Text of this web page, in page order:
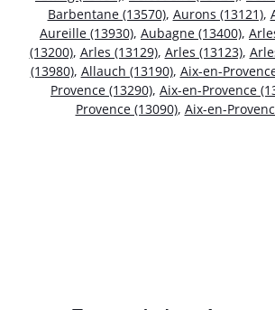
Barbentane (13570), Aurons (13121),
Aureille (13930), Aubagne (13400),
(13200), Arles (13129), Arles (13123),
(13980), Allauch (13190), Aix-en-
Provence (13290), Aix-en-Provence
Provence (13090), Aix-en-